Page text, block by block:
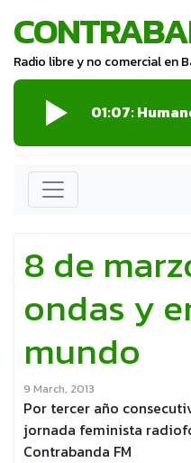
Radio libre y no comercial en
01:07:
8 de
ondas y
mundo
9 March, 2013
Por tercer año
jornada feminista
Contrabanda FM